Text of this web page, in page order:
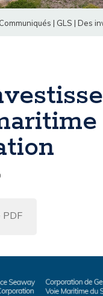
Communiqués | GLS | Des
PDF